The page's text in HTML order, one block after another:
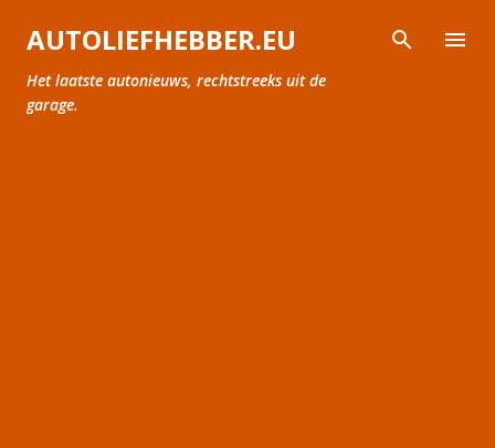
Doorgaan naar hoofdcontent
AUTOLIEFHEBBER.EU
Het laatste autonieuws, rechtstreeks uit de
garage.